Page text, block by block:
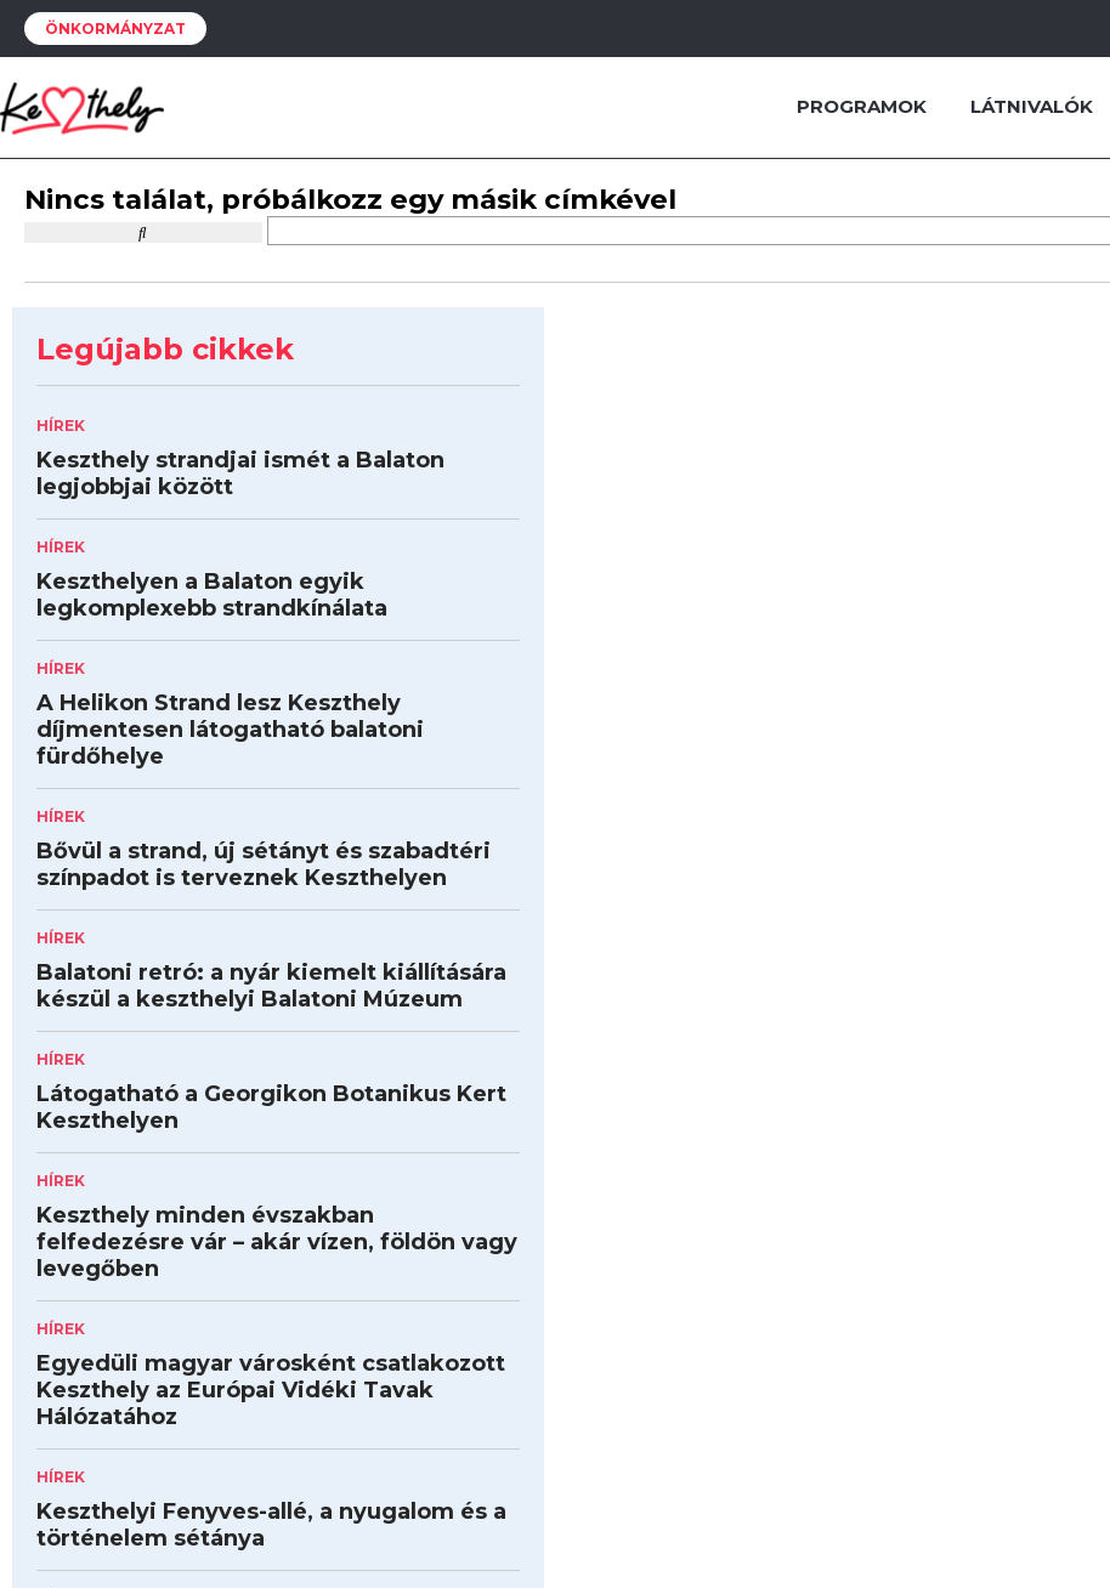
ÖNKORMÁNYZAT
PROGRAMOK LÁTNIVALÓK
Nincs találat, próbálkozz egy másik címkével
Legújabb cikkek
HÍREK
Keszthely strandjai ismét a Balaton
legjobbjai között
HÍREK
Keszthelyen a Balaton egyik
legkomplexebb strandkínálata
HÍREK
A Helikon Strand lesz Keszthely
díjmentesen látogatható balatoni
fürdőhelye
HÍREK
Bővül a strand, új sétányt és szabadtéri
színpadot is terveznek Keszthelyen
HÍREK
Balatoni retró: a nyár kiemelt kiállítására
készül a keszthelyi Balatoni Múzeum
HÍREK
Látogatható a Georgikon Botanikus Kert
Keszthelyen
HÍREK
Keszthely minden évszakban
felfedezésre vár – akár vízen, földön vagy
levegőben
HÍREK
Egyedüli magyar városként csatlakozott
Keszthely az Európai Vidéki Tavak
Hálózatához
HÍREK
Keszthelyi Fenyves-allé, a nyugalom és a
történelem sétánya